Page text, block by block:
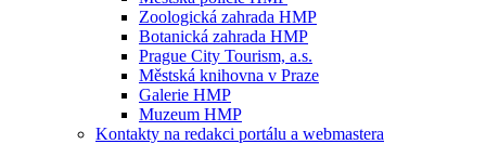
Zoologická zahrada HMP
Botanická zahrada HMP
Prague City Tourism, a.s.
Městská knihovna v Praze
Galerie HMP
Muzeum HMP
Kontakty na redakci portálu a webmastera